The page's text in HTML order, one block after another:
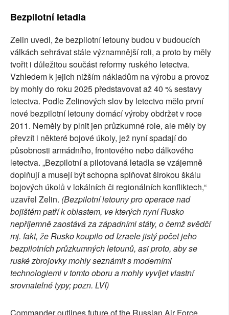
Bezpilotní letadla
Zelin uvedl, že bezpilotní letouny budou v budoucích
válkách sehrávat stále významnější roli, a proto by měly
tvořit i důležitou součást reformy ruského letectva.
Vzhledem k jejich nižším nákladům na výrobu a provoz
by mohly do roku 2025 představovat až 40 % sestavy
letectva. Podle Zelinových slov by letectvo mělo první
nové bezpilotní letouny domácí výroby obdržet v roce
2011. Neměly by plnit jen průzkumné role, ale měly by
převzít i některé bojové úkoly, jež nyní spadají do
působnosti armádního, frontového nebo dálkového
letectva. „Bezpilotní a pilotovaná letadla se vzájemně
doplňují a musejí být schopna splňovat širokou škálu
bojových úkolů v lokálních či regionálních konfliktech,“
uzavřel Zelin. (Bezpilotní letouny pro operace nad
bojištěm patří k oblastem, ve kterých nyní Rusko
nepříjemně zaostává za západními státy, o čemž svědčí
mj. fakt, že Rusko koupilo od Izraele jistý počet jeho
bezpilotních průzkumných letounů, asi proto, aby se
ruské zbrojovky mohly seznámit s moderními
technologiemi v tomto oboru a mohly vyvíjet vlastní
srovnatelné typy; pozn. LVI)